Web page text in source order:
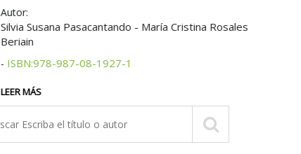
Autor:
Silvia Susana Pasacantando - María Cristina Rosales
Beriain
- ISBN:978-987-08-1927-1
LEER MÁS